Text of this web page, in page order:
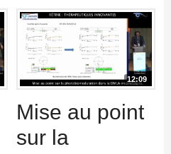
12:09
Mise au point
sur la